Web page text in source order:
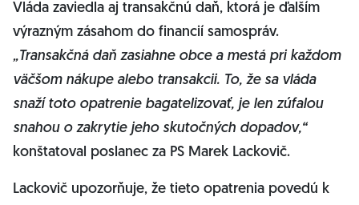
Vláda zaviedla aj transakčnú daň, ktorá je ďalším
výrazným zásahom do financií samospráv.
„Transakčná daň zasiahne obce a mestá pri každom
väčšom nákupe alebo transakcii. To, že sa vláda
snaží toto opatrenie bagatelizovať, je len zúfalou
snahou o zakrytie jeho skutočných dopadov,“
konštatoval poslanec za PS Marek Lackovič.
Lackovič upozorňuje, že tieto opatrenia povedú k